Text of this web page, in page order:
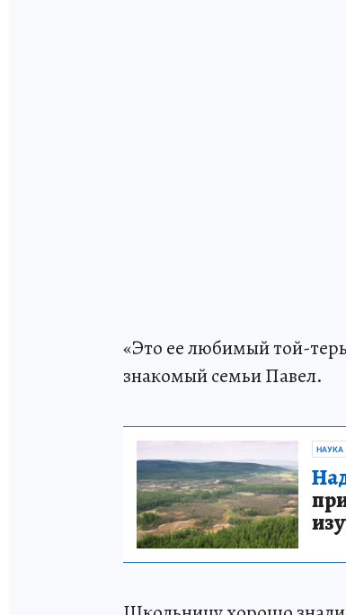
«Это ее любимый той-
знакомый семьи Павел.
НАУКА